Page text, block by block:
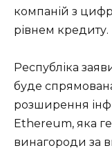
компаній з
рівнем кредиту.
Республіка
буде
розширення
Ethereum, яка
винагороди за